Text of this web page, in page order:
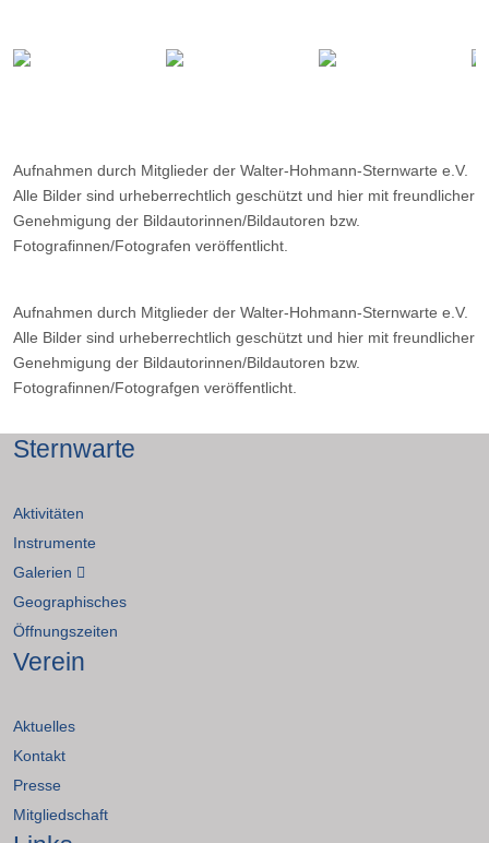
Ort: Calar-Alto-Observatorium (Spanien; 2160 Meter hoch)
Aufnahmen durch Mitglieder der Walter-Hohmann-Sternwarte e.V.
Alle Bilder sind urheberrechtlich geschützt und hier mit freundlicher
Genehmigung der Bildautorinnen/Bildautoren bzw.
Fotografinnen/Fotografen veröffentlicht.
Aufnahmen durch Mitglieder der Walter-Hohmann-Sternwarte e.V.
Alle Bilder sind urheberrechtlich geschützt und hier mit freundlicher
Genehmigung der Bildautorinnen/Bildautoren bzw.
Fotografinnen/Fotografgen veröffentlicht.
Sternwarte
Aktivitäten
Instrumente
Galerien
Geographisches
Öffnungszeiten
Verein
Aktuelles
Kontakt
Presse
Mitgliedschaft